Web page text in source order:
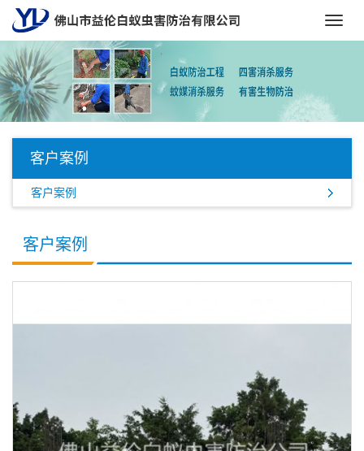
客户案例
客户案例
客户案例